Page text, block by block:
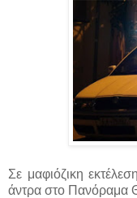
Σε μαφιόζικη
άντρα στο Πανόραμα